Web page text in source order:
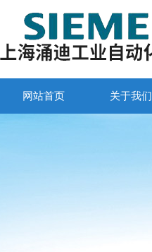
网站首页 关于我们